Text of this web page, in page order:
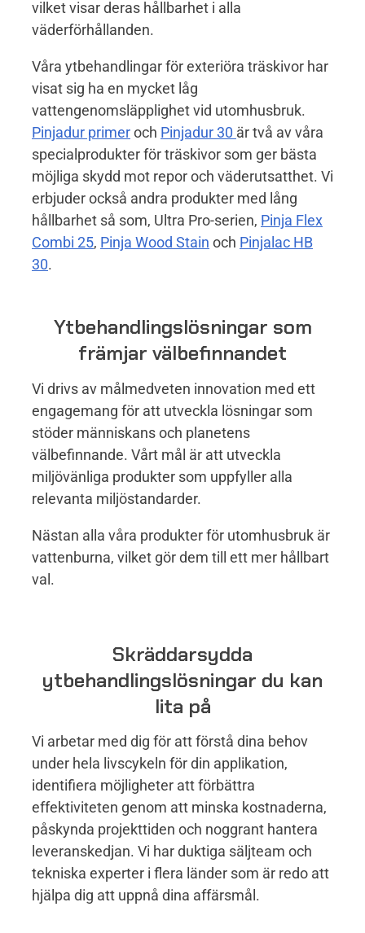
vilket visar deras hållbarhet i alla
väderförhållanden.
Våra ytbehandlingar för exteriöra träskivor har
visat sig ha en mycket låg
vattengenomsläpplighet vid utomhusbruk.
Pinjadur primeroch Pinjadur 30 är två av våra
specialprodukter för träskivor som ger bästa
möjliga skydd mot repor och väderutsatthet. Vi
erbjuder också andra produkter med lång
hållbarhet så som, Ultra Pro-serien, Pinja Flex
Combi 25, Pinja Wood Stain och Pinjalac HB
30.
Ytbehandlingslösningar som
främjar välbefinnandet
Vi drivs av målmedveten innovation med ett
engagemang för att utveckla lösningar som
stöder människans och planetens
välbefinnande. Vårt mål är att utveckla
miljövänliga produkter som uppfyller alla
relevanta miljöstandarder.
Nästan alla våra produkter för utomhusbruk är
vattenburna, vilket gör dem till ett mer hållbart
val.
Skräddarsydda
ytbehandlingslösningar du kan
lita på
Vi arbetar med dig för att förstå dina behov
under hela livscykeln för din applikation,
identifiera möjligheter att förbättra
effektiviteten genom att minska kostnaderna,
påskynda projekttiden och noggrant hantera
leveranskedjan. Vi har duktiga säljteam och
tekniska experter i flera länder som är redo att
hjälpa dig att uppnå dina affärsmål.